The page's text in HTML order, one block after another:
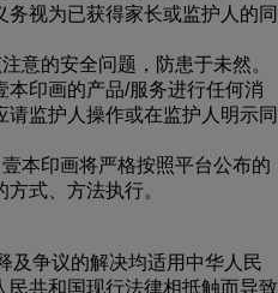
视为已获得家长或监护人的同
意的安全问题，防患于未然。
印画的产品/服务进行任何消
监护人操作或在监护人明示同
本印画将严格按照平台公布的
方式、方法执行。
及争议的解决均适用中华人民
共和国现行法律相抵触而导致